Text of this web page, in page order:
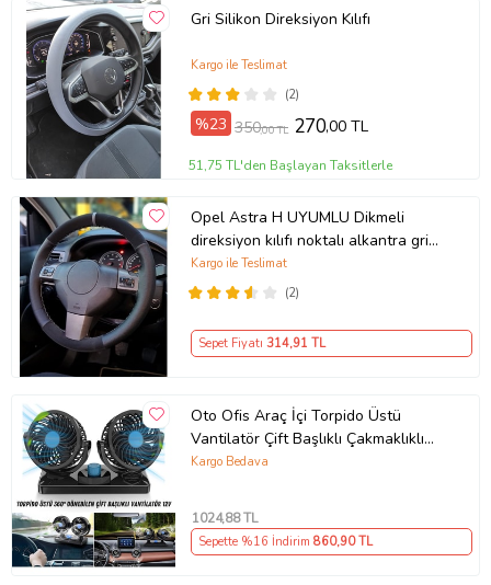
Gri Silikon Direksiyon Kılıfı
(2)
Kargo ile Teslimat
%23 350,00 TL 270,00 TL
51,75 TL'den Başlayan Taksitlerle
Opel Astra H UYUMLU Dikmeli
direksiyon kılıfı noktalı alkantra gri
yüzüklü ( 38×10.5CM )
(2)
Kargo ile Teslimat
Sepet Fiyatı 314,91 TL
Oto Ofis Araç İçi Torpido Üstü
Vantilatör Çift Başlıklı Çakmaklıklı
Soğutucu Fan 360° Dönebilen 12V
Kargo Bedava
1024,88 TL
Sepette %16 İndirim 860,90 TL